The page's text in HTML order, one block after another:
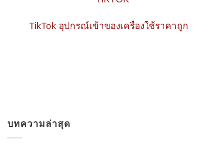
TikTok อุปกรณ์เข้าของเครื่องใช้ราคาถูก
บทความล่าสุด